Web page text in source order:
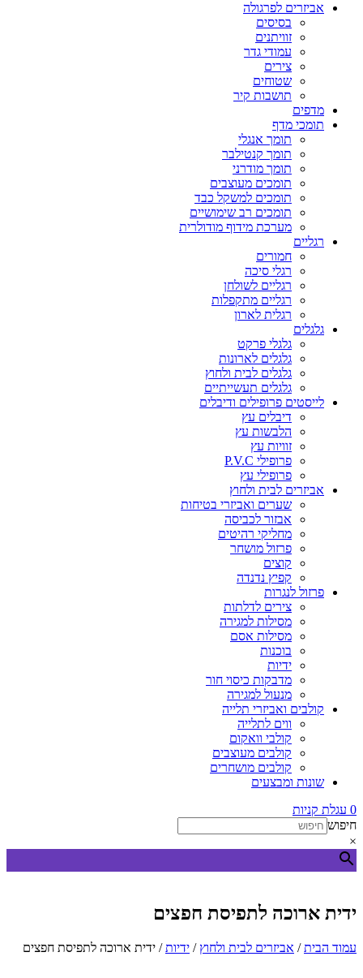
אביזרים לפרגולה
בסיסים
זוויתנים
עמודי גדר
צירים
שטוחים
תושבות קיר
מדפים
תומכי מדף
תומך אנגלי
תומך קנטילבר
תומך מודרני
תומכים מעוצבים
תומכים למשקל כבד
תומכים רב שימושיים
מערכת מידוף מודולרית
רגליים
חמורים
רגלי סיכה
רגליים לשולחן
רגליים מתקפלות
רגלית לארון
גלגלים
גלגלי פרקט
גלגלים לארונות
גלגלים לבית ולחוץ
גלגלים תעשייתיים
לייסטים פרופילים ודיבלים
דיבלים עץ
הלבשות עץ
זוויות עץ
פרופילי P.V.C
פרופילי עץ
אביזרים לבית ולחוץ
שערים ואביזרי בטיחות
אבזור לכביסה
מחליקי רהיטים
פרזול מושחר
קוצים
קפיץ נדנדה
פרזול לנגרות
צירים לדלתות
מסילות למגירה
מסילות אסם
בוכנות
ידיות
מדבקות כיסוי חור
מנעול למגירה
קולבים ואביזרי תלייה
ווים לתלייה
קולבי וואקום
קולבים מעוצבים
קולבים מושחרים
שונות ומבצעים
0 עגלת קניות
חיפוש
×
ידית ארוכה לתפיסת חפצים
עמוד הבית/ אביזרים לבית ולחוץ / ידיות/ ידית ארוכה לתפיסת חפצים